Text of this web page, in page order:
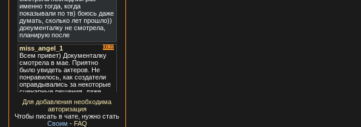
Для добавления необходима
авторизация
Чтобы писать в чате, нужно стать
Своим - FAQ